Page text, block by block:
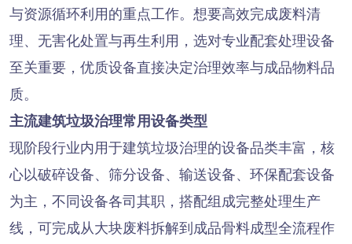
与资源循环利用的重点工作。想要高效完成废料清
理、无害化处置与再生利用，选对专业配套处理设备
至关重要，优质设备直接决定治理效率与成品物料品
质。
主流建筑垃圾治理常用设备类型
现阶段行业内用于建筑垃圾治理的设备品类丰富，核
心以破碎设备、筛分设备、输送设备、环保配套设备
为主，不同设备各司其职，搭配组成完整处理生产
线，可完成从大块废料拆解到成品骨料成型全流程作